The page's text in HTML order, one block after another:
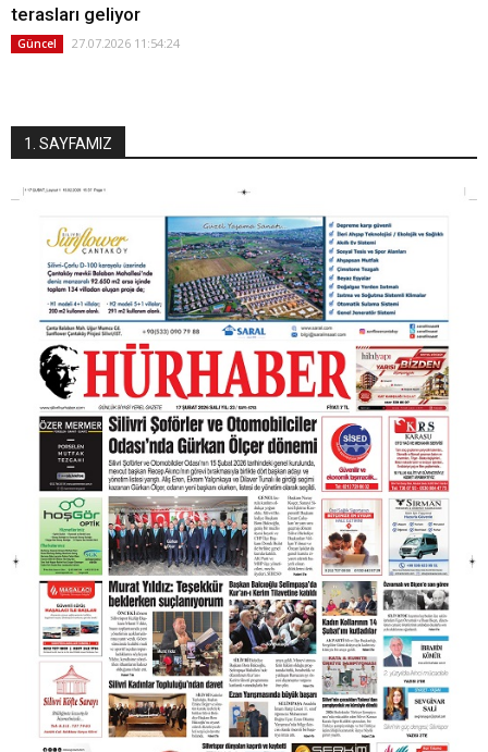
terasları geliyor
Güncel 27.07.2026 11:54:24
1. SAYFAMIZ